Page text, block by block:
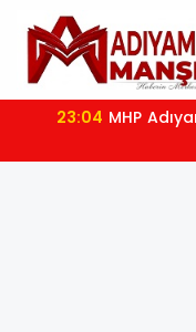
23:04 MHP